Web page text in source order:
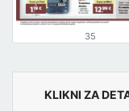
35
KLIKNI ZA